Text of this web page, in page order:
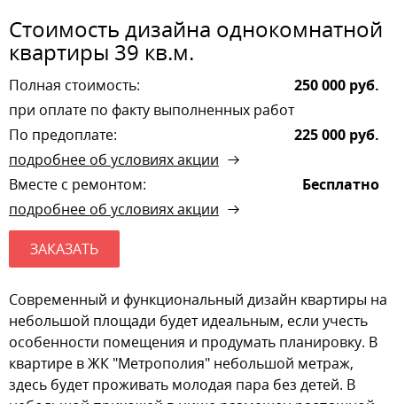
Стоимость дизайна однокомнатной
квартиры 39 кв.м.
Полная стоимость:
250 000 руб.
при оплате по факту выполненных работ
По предоплате:
225 000 руб.
подробнее об условиях акции
Вместе с ремонтом:
Бесплатно
подробнее об условиях акции
ЗАКАЗАТЬ
Современный и функциональный дизайн квартиры на
небольшой площади будет идеальным, если учесть
особенности помещения и продумать планировку. В
квартире в ЖК "Метрополия" небольшой метраж,
здесь будет проживать молодая пара без детей. В